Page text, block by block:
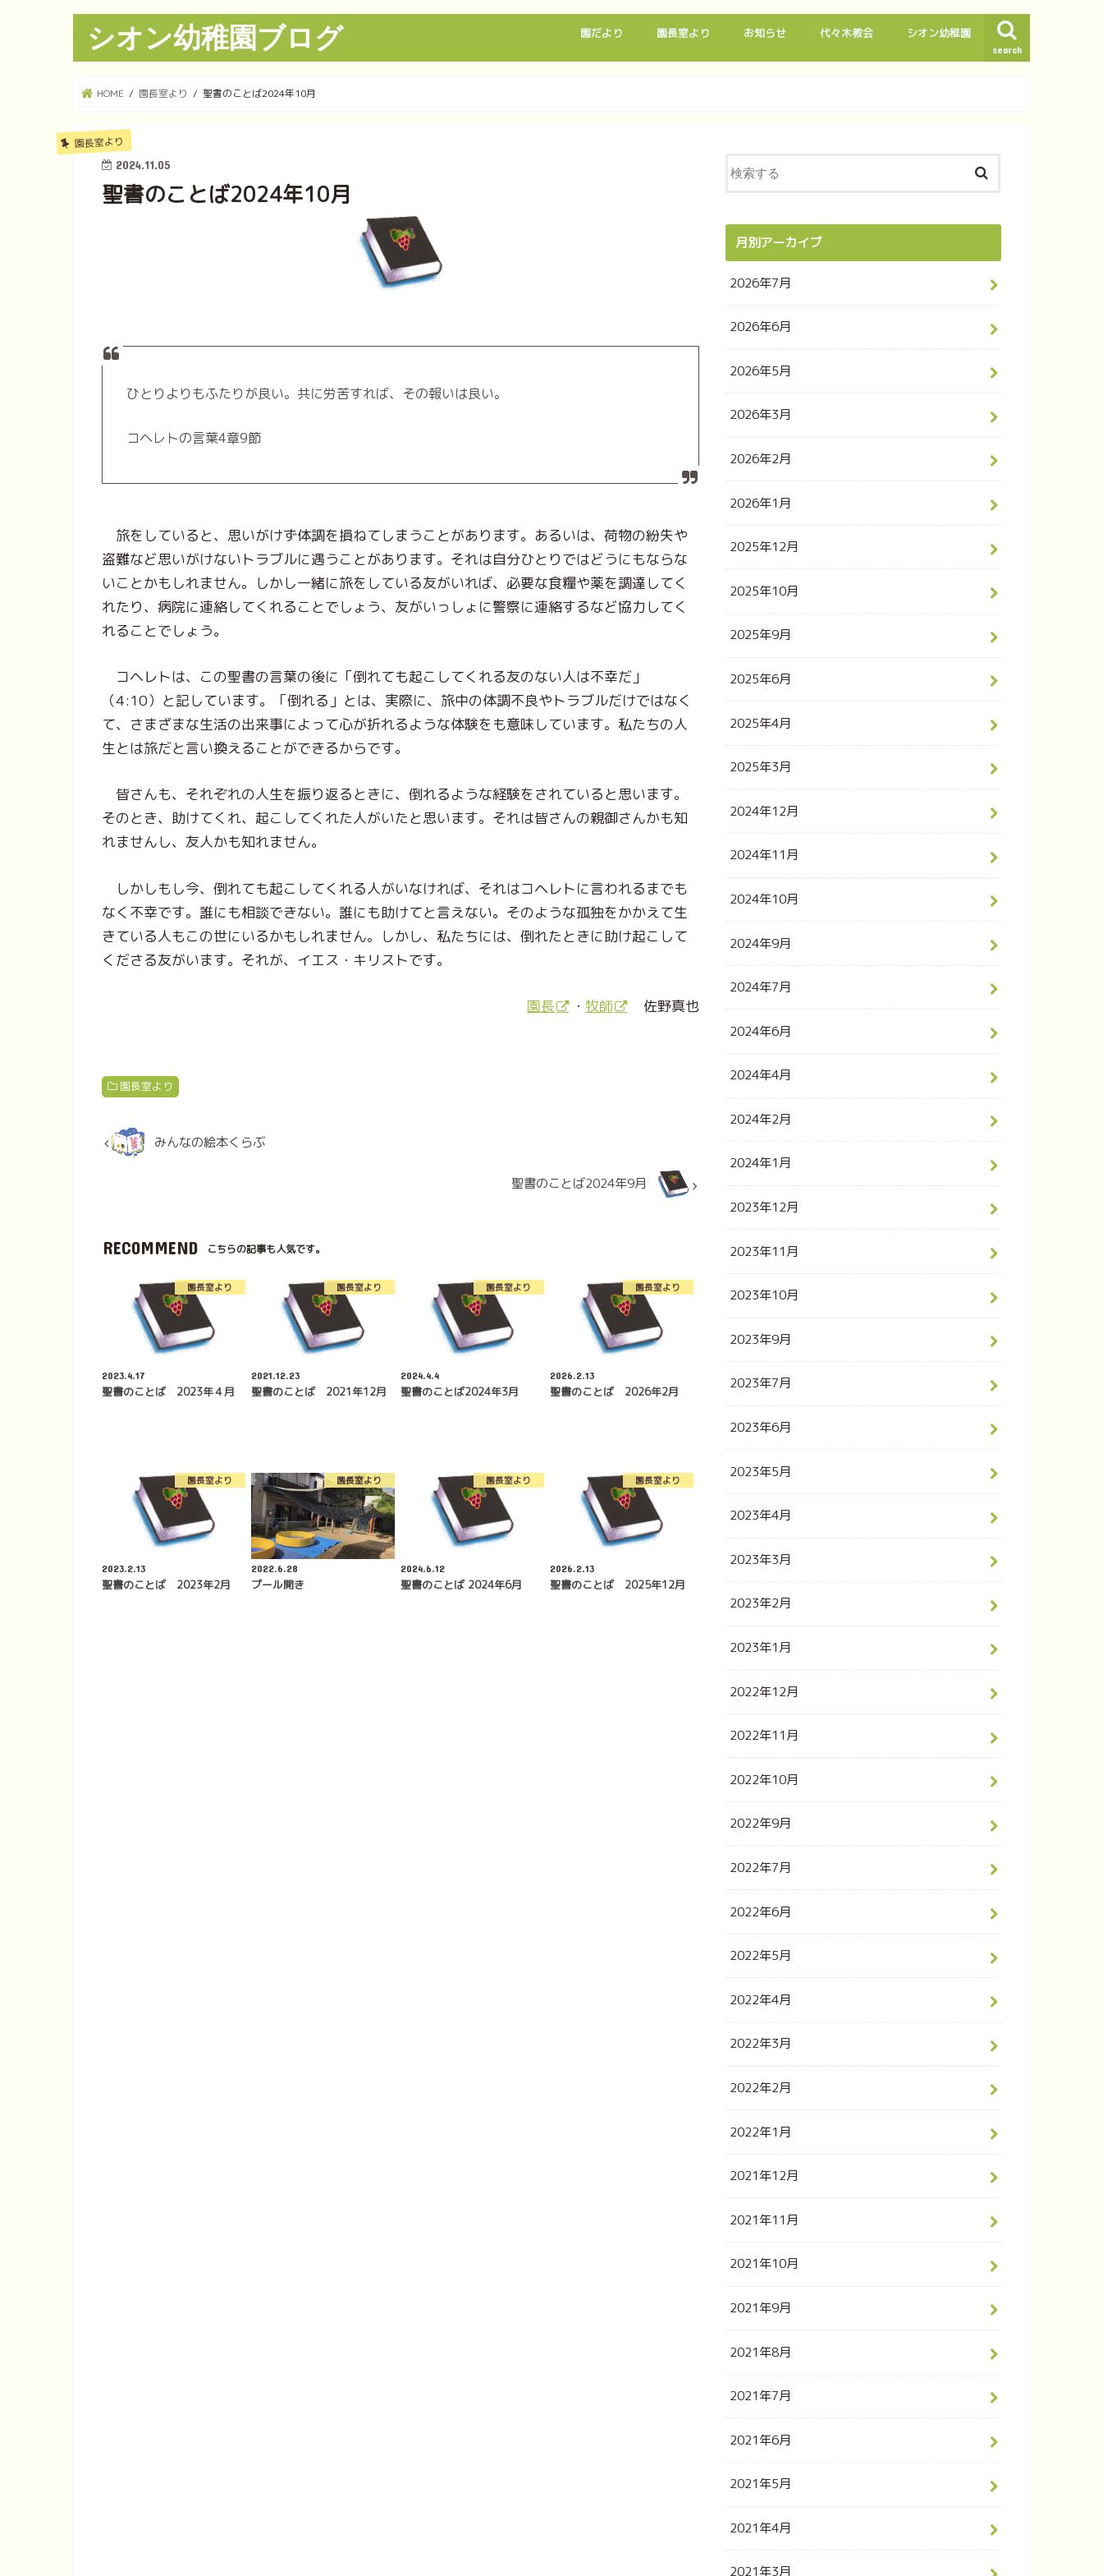
シオン幼稚園ブログ search
園だより 園長室より お知らせ 代々木教会 シオン幼稚園
HOME 園長室より 聖書のことば2024年10月
園長室より
2024.11.05
聖書のことば2024年10月
ひとりよりもふたりが良い。共に労苦すれば、その報いは良い。
コヘレトの言葉4章9節
旅をしていると、思いがけず体調を損ねてしまうことがあります。あるいは、荷物の紛失や
盗難など思いがけないトラブルに遇うことがあります。それは自分ひとりではどうにもならな
いことかもしれません。しかし一緒に旅をしている友がいれば、必要な食糧や薬を調達してく
れたり、病院に連絡してくれることでしょう、友がいっしょに警察に連絡するなど協力してく
れることでしょう。
コヘレトは、この聖書の言葉の後に「倒れても起こしてくれる友のない人は不幸だ」
（4:10）と記しています。「倒れる」とは、実際に、旅中の体調不良やトラブルだけではなく
て、さまざまな生活の出来事によって心が折れるような体験をも意味しています。私たちの人
生とは旅だと言い換えることができるからです。
皆さんも、それぞれの人生を振り返るときに、倒れるような経験をされていると思います。
そのとき、助けてくれ、起こしてくれた人がいたと思います。それは皆さんの親御さんかも知
れませんし、友人かも知れません。
しかしもし今、倒れても起こしてくれる人がいなければ、それはコヘレトに言われるまでも
なく不幸です。誰にも相談できない。誰にも助けてと言えない。そのような孤独をかかえて生
きている人もこの世にいるかもしれません。しかし、私たちには、倒れたときに助け起こして
くださる友がいます。それが、イエス・キリストです。
園長 ・ 牧師 佐野真也
園長室より
みんなの絵本くらぶ
聖書のことば2024年9月
RECOMMEND こちらの記事も人気です。
園長室より
2023.4.17
聖書のことば 2023年４月
園長室より
2021.12.23
聖書のことば 2021年12月
園長室より
2024.4.4
聖書のことば2024年3月
園長室より
2026.2.13
聖書のことば 2026年2月
園長室より
2023.2.13
聖書のことば 2023年2月
園長室より
2022.6.28
プール開き
園長室より
2024.6.12
聖書のことば 2024年6月
園長室より
2026.2.13
聖書のことば 2025年12月
月別アーカイブ
2026年7月
2026年6月
2026年5月
2026年3月
2026年2月
2026年1月
2025年12月
2025年10月
2025年9月
2025年6月
2025年4月
2025年3月
2024年12月
2024年11月
2024年10月
2024年9月
2024年7月
2024年6月
2024年4月
2024年2月
2024年1月
2023年12月
2023年11月
2023年10月
2023年9月
2023年7月
2023年6月
2023年5月
2023年4月
2023年3月
2023年2月
2023年1月
2022年12月
2022年11月
2022年10月
2022年9月
2022年7月
2022年6月
2022年5月
2022年4月
2022年3月
2022年2月
2022年1月
2021年12月
2021年11月
2021年10月
2021年9月
2021年8月
2021年7月
2021年6月
2021年5月
2021年4月
2021年3月